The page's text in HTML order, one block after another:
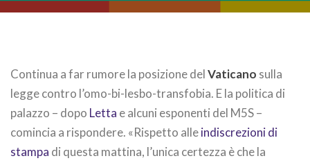
Continua a far rumore la posizione delVaticano sulla
legge contro l’omo-bi-lesbo-transfobia. E la politica di
palazzo – dopo Letta e alcuni esponenti del M5S –
comincia a rispondere. «Rispetto alleindiscrezioni di
stampa di questa mattina, l’unica certezza è che la